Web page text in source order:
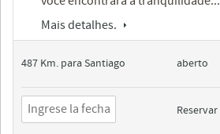
Mais detalhes.
487 Km. para Santiago aberto
Reservar